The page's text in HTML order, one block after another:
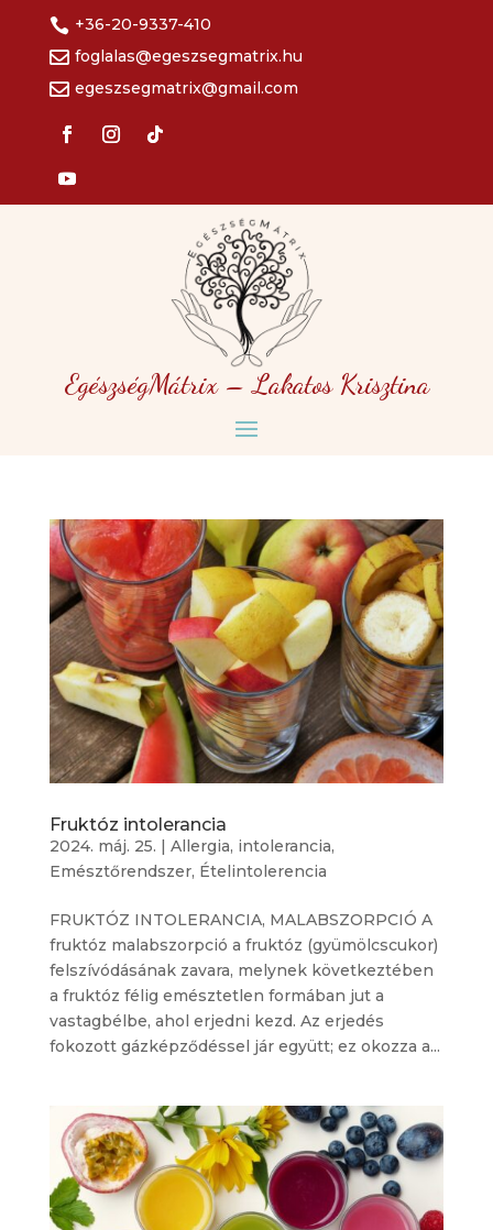
 +36-20-9337-410
 foglalas@egeszsegmatrix.hu
 egeszsegmatrix@gmail.com
EgészségMátrix – Lakatos Krisztina
Fruktóz intolerancia
2024. máj. 25. | Allergia, intolerancia,
Emésztőrendszer, Ételintolerencia
FRUKTÓZ INTOLERANCIA, MALABSZORPCIÓ A
fruktóz malabszorpció a fruktóz (gyümölcscukor)
felszívódásának zavara, melynek következtében
a fruktóz félig emésztetlen formában jut a
vastagbélbe, ahol erjedni kezd. Az erjedés
fokozott gázképződéssel jár együtt; ez okozza a...